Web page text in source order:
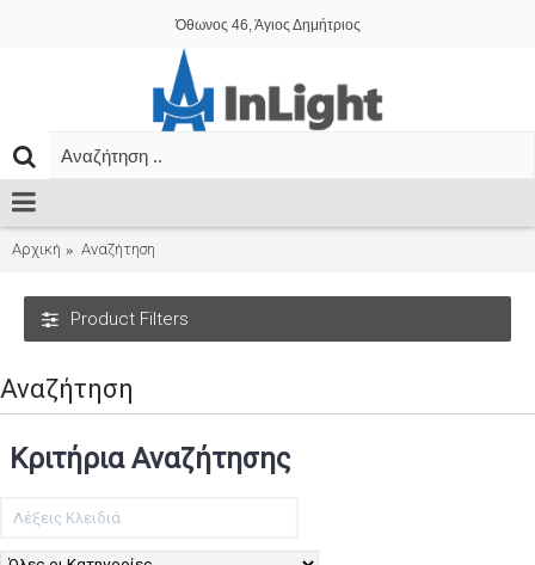
Όθωνος 46, Άγιος Δημήτριος
Αρχική Αναζήτηση
Product Filters
Αναζήτηση
Κριτήρια Αναζήτησης